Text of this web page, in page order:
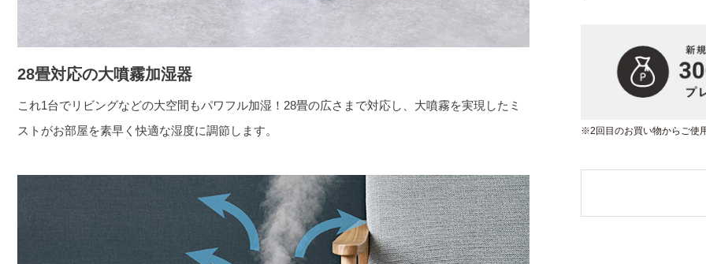
28畳対応の大噴霧加湿器
これ1台でリビングなどの大空間もパワフル加湿！28畳の広さまで対応し、大噴霧を実現したミ
ストがお部屋を素早く快適な湿度に調節します。
※2回目のお買い物からご使